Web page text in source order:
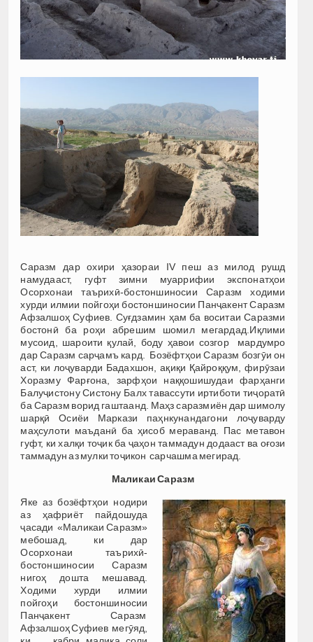
Саразм дар охири ҳазораи IV пеш аз милод рушд
намудааст, гуфт зимни муаррифии экспонатҳои
Осорхонаи таърихӣ-бостоншиносии Саразм ходими
хурди илмии пойгоҳи бостоншиносии Панҷакент Саразм
Афзалшоҳ Суфиев. Суғдзамин ҳам ба воситаи Саразми
бостонӣ ба роҳи абрешим шомил мегардад.Иқлими
мусоид, шароити қулай, боду ҳавои созгор мардумро
дар Саразм сарҷамъ кард. Бозёфтҳои Саразм бозгӯи он
аст, ки лоҷуварди Бадахшон, ақиқи Қайроққум, фирӯзаи
Хоразму Фарғона, зарфҳои наққошишудаи фарҳанги
Балуҷистону Систону Балх тавассути иртиботи тиҷоратӣ
ба Саразм ворид гаштаанд. Маҳз саразмиён дар шимолу
шарқӣ Осиёи Маркази паҳнкунандагони лоҷуварду
маҳсулоти маъданӣ ба ҳисоб мераванд. Пас метавон
гуфт, ки халқи тоҷик ба ҷаҳон таммадун додааст ва оғози
таммадун аз мулки тоҷикон сарчашма мегирад.
Маликаи Саразм
Яке аз бозёфтҳои нодири
аз ҳафриёт пайдошуда
ҷасади «Маликаи Саразм»
мебошад, ки дар
Осорхонаи таърихӣ-
бостоншиносии Саразм
нигоҳ дошта мешавад.
Ходими хурди илмии
пойгоҳи бостоншиносии
Панҷакент Саразм
Афзалшоҳ Суфиев мегӯяд,